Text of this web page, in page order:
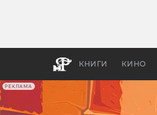
РЕКЛАМА
КНИГИ КИНО